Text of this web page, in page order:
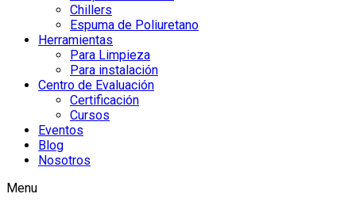
Chillers
Espuma de Poliuretano
Herramientas
Para Limpieza
Para instalación
Centro de Evaluación
Certificación
Cursos
Eventos
Blog
Nosotros
Menu